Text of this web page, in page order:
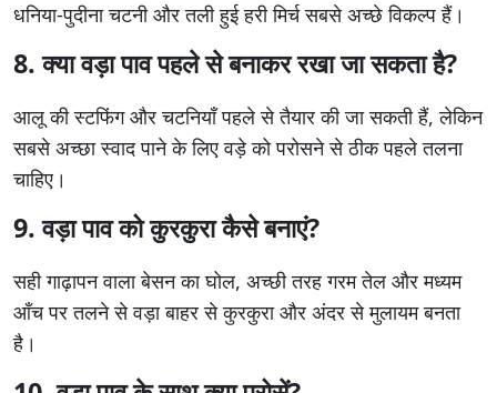
धनिया-पुदीना चटनी और तली हुई हरी मिर्च सबसे अच्छे विकल्प हैं।
8. क्या वड़ा पाव पहले से बनाकर रखा जा सकता है?
आलू की स्टफिंग और चटनियाँ पहले से तैयार की जा सकती हैं, लेकिन
सबसे अच्छा स्वाद पाने के लिए वड़े को परोसने से ठीक पहले तलना
चाहिए।
9. वड़ा पाव को कुरकुरा कैसे बनाएं?
सही गाढ़ापन वाला बेसन का घोल, अच्छी तरह गरम तेल और मध्यम
आँच पर तलने से वड़ा बाहर से कुरकुरा और अंदर से मुलायम बनता
है।